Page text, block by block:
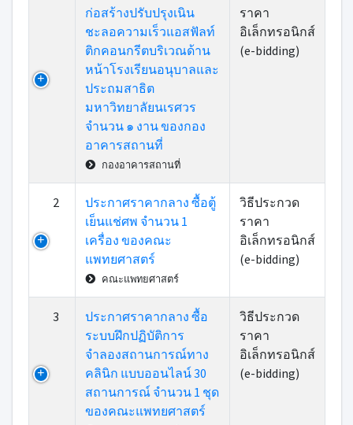
ก่อสร้างปรับปรุงเนิน
ชะลอความเร็วแอสฟัลท์
ติกคอนกรีตบริเวณด้าน
หน้าโรงเรียนอนุบาลและ
ประถมสาธิต
มหาวิทยาลัยนเรศวร
จำนวน ๑ งาน ของกอง
อาคารสถานที่
กองอาคารสถานที่
ราคา
อิเล็กทรอนิกส์
(e-bidding)
2
ประกาศราคากลาง ซื้อตู้
เย็นแช่ศพ จำนวน 1
เครื่อง ของคณะ
แพทยศาสตร์
คณะแพทยศาสตร์
วิธีประกวด
ราคา
อิเล็กทรอนิกส์
(e-bidding)
3
ประกาศราคากลาง ซื้อ
ระบบฝึกปฏิบัติการ
จำลองสถานการณ์ทาง
คลินิก แบบออนไลน์ 30
สถานการณ์ จำนวน 1 ชุด
ของคณะแพทยศาสตร์
วิธีประกวด
ราคา
อิเล็กทรอนิกส์
(e-bidding)